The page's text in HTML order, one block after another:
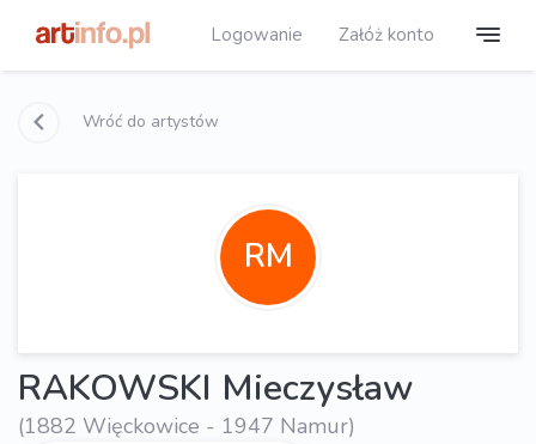
Logowanie Załóż konto
Wróć do artystów
RM
RAKOWSKI Mieczysław
(1882 Więckowice - 1947 Namur)